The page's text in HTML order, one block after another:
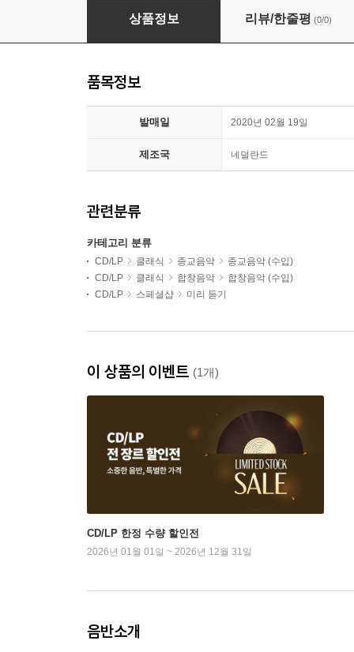
Simon-Pierre Bestion 몬테베르디: 성모 마리
상품정보 리뷰/한줄평 (0/0)
품목정보
발매일 2020년 02월 19일
제조국 네덜란드
관련분류
카테고리 분류
CD/LP 클래식 종교음악
종교음악 (수입)
CD/LP
클래식 합창음악
합창음악 (수입)
CD/LP
스페셜샵 미리 듣기
이 상품의 이벤트 (1개)
CD/LP 한정 수량 할인전
2026년 01월 01일 ~ 2026년 12월 31일
음반소개